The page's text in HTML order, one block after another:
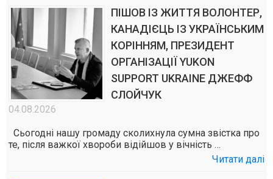
ПІШОВ ІЗ ЖИТТЯ ВОЛОНТЕР,
КАНАДІЄЦЬ ІЗ УКРАЇНСЬКИМ
КОРІННЯМ, ПРЕЗИДЕНТ
ОРГАНІЗАЦІЇ YUKON
SUPPORT UKRAINE ДЖЕФФ
СЛОЙЧУК
04.08.2026
Сьогодні нашу громаду сколихнула сумна звістка про
те, після важкої хвороби відійшов у вічність …
Читати далі